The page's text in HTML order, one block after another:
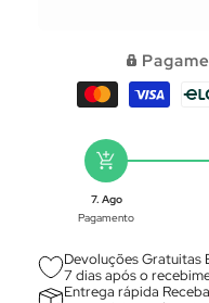
add_shopping_cart
7. Ago
Pagamento
Devoluções Gratuitas
7 dias após o
Entrega rápida